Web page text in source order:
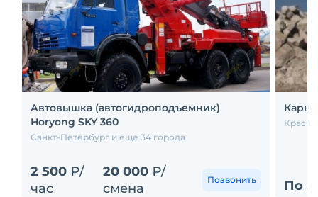
Автовышка (автогидроподъемник)
Horyong SKY 360
Санкт-Петербург и еще 34 города
2 500 ₽/
час
20 000₽/
смена
Позвонить По